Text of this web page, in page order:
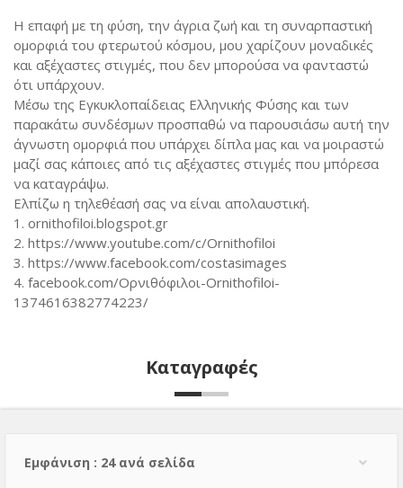
Η επαφή με τη φύση, την άγρια ζωή και τη συναρπαστική
ομορφιά του φτερωτού κόσμου, μου χαρίζουν μοναδικές
και αξέχαστες στιγμές, που δεν μπορούσα να φανταστώ
ότι υπάρχουν.
Μέσω της Εγκυκλοπαίδειας Ελληνικής Φύσης και των
παρακάτω συνδέσμων προσπαθώ να παρουσιάσω αυτή την
άγνωστη ομορφιά που υπάρχει δίπλα μας και να μοιραστώ
μαζί σας κάποιες από τις αξέχαστες στιγμές που μπόρεσα
να καταγράψω.
Ελπίζω η τηλεθέασή σας να είναι απολαυστική.
1. ornithofiloi.blogspot.gr
2. https://www.youtube.com/c/Ornithofiloi
3. https://www.facebook.com/costasimages
4. facebook.com/Ορνιθόφιλοι-Ornithofiloi-
1374616382774223/
Καταγραφές
Εμφάνιση : 24 ανά σελίδα